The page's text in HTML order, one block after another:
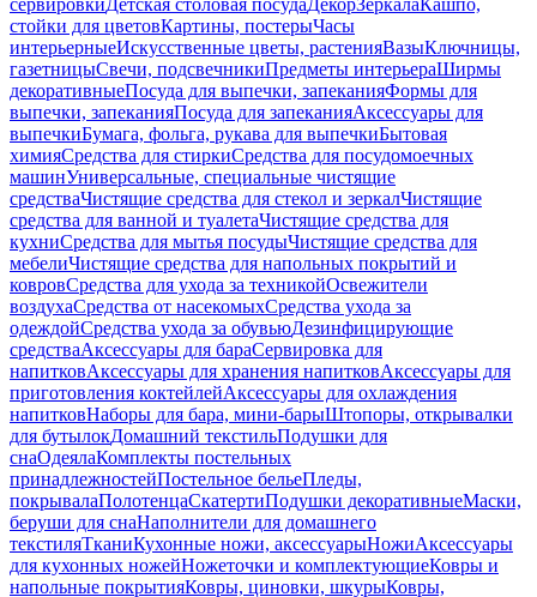
сервировкиДетская столовая посудаДекорЗеркалаКашпо,
стойки для цветовКартины, постерыЧасы
интерьерныеИскусственные цветы, растенияВазыКлючницы,
газетницыСвечи, подсвечникиПредметы интерьераШирмы
декоративныеПосуда для выпечки, запеканияФормы для
выпечки, запеканияПосуда для запеканияАксессуары для
выпечкиБумага, фольга, рукава для выпечкиБытовая
химияСредства для стиркиСредства для посудомоечных
машинУниверсальные, специальные чистящие
средстваЧистящие средства для стекол и зеркалЧистящие
средства для ванной и туалетаЧистящие средства для
кухниСредства для мытья посудыЧистящие средства для
мебелиЧистящие средства для напольных покрытий и
ковровСредства для ухода за техникойОсвежители
воздухаСредства от насекомыхСредства ухода за
одеждойСредства ухода за обувьюДезинфицирующие
средстваАксессуары для бараСервировка для
напитковАксессуары для хранения напитковАксессуары для
приготовления коктейлейАксессуары для охлаждения
напитковНаборы для бара, мини-барыШтопоры, открывалки
для бутылокДомашний текстильПодушки для
снаОдеялаКомплекты постельных
принадлежностейПостельное бельеПледы,
покрывалаПолотенцаСкатертиПодушки декоративныеМаски,
беруши для снаНаполнители для домашнего
текстиляТканиКухонные ножи, аксессуарыНожиАксессуары
для кухонных ножейНожеточки и комплектующиеКовры и
напольные покрытияКовры, циновки, шкурыКовры,